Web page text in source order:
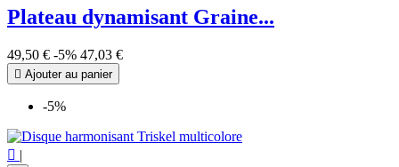
Plateau dynamisant Graine...
49,50 € -5% 47,03 €
 Ajouter au panier
-5%
 |